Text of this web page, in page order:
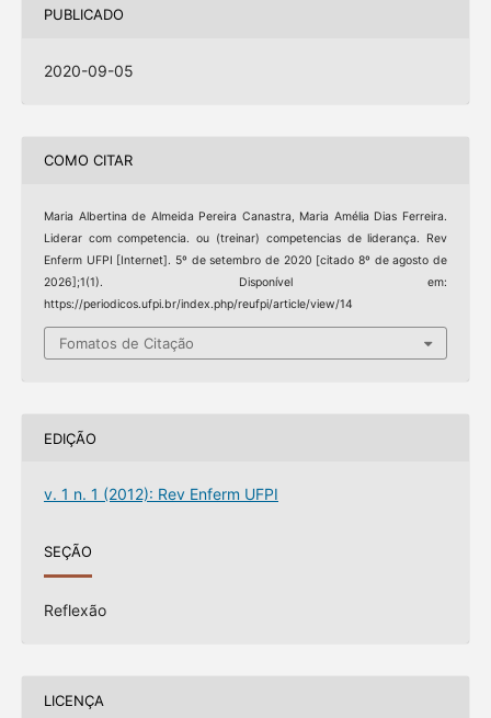
PUBLICADO
2020-09-05
COMO CITAR
Maria Albertina de Almeida Pereira Canastra, Maria Amélia Dias Ferreira.
Liderar com competencia. ou (treinar) competencias de liderança. Rev
Enferm UFPI [Internet]. 5º de setembro de 2020 [citado 8º de agosto de
2026];1(1). Disponível em:
https://periodicos.ufpi.br/index.php/reufpi/article/view/14
Fomatos de Citação
EDIÇÃO
v. 1 n. 1 (2012): Rev Enferm UFPI
SEÇÃO
Reflexão
LICENÇA